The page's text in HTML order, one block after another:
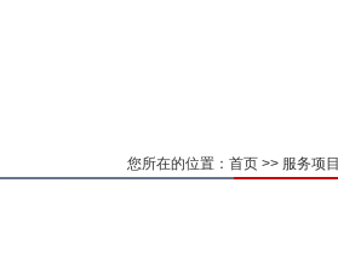
您所在的位置： 首页 >> 服务项目